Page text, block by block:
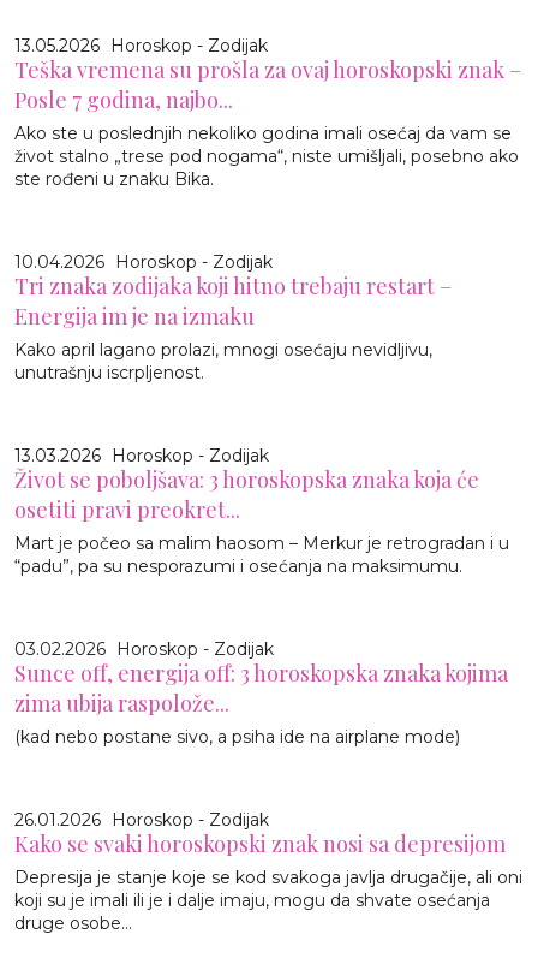
13.05.2026 Horoskop - Zodijak
Teška vremena su prošla za ovaj horoskopski znak –
Posle 7 godina, najbo...
Ako ste u poslednjih nekoliko godina imali osećaj da vam se
život stalno „trese pod nogama“, niste umišljali, posebno ako
ste rođeni u znaku Bika.
10.04.2026 Horoskop - Zodijak
Tri znaka zodijaka koji hitno trebaju restart –
Energija im je na izmaku
Kako april lagano prolazi, mnogi osećaju nevidljivu,
unutrašnju iscrpljenost.
13.03.2026 Horoskop - Zodijak
Život se poboljšava: 3 horoskopska znaka koja će
osetiti pravi preokret...
Mart je počeo sa malim haosom – Merkur je retrogradan i u
“padu”, pa su nesporazumi i osećanja na maksimumu.
03.02.2026 Horoskop - Zodijak
Sunce off, energija off: 3 horoskopska znaka kojima
zima ubija raspolože...
(kad nebo postane sivo, a psiha ide na airplane mode)
26.01.2026 Horoskop - Zodijak
Kako se svaki horoskopski znak nosi sa depresijom
Depresija je stanje koje se kod svakoga javlja drugačije, ali oni
koji su je imali ili je i dalje imaju, mogu da shvate osećanja
druge osobe...